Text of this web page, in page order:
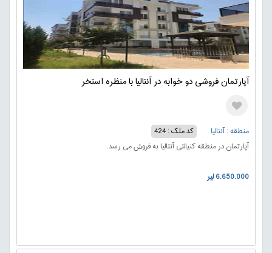
آپارتمان فروشی دو خوابه در آنتالیا با منظره استخر
منطقه : آنتالیا
کد ملک : 424
آپارتمان در منطقه کنیالتی آنتالیا به فروش می رسد.
6.650.000 لیر